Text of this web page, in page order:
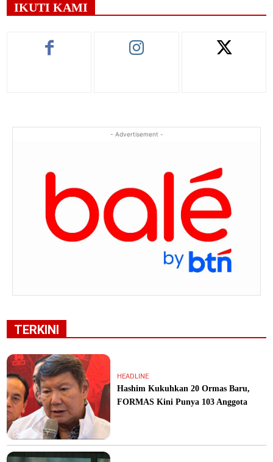
IKUTI KAMI
- Advertisement -
TERKINI
HEADLINE
Hashim Kukuhkan 20 Ormas Baru,
FORMAS Kini Punya 103 Anggota